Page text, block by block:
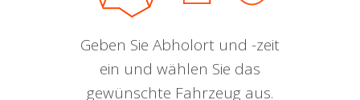
Geben Sie Abholort und -zeit
ein und wählen Sie das
gewünschte Fahrzeug aus.